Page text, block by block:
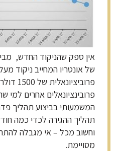
אין ספק שהניקוד החדש,
פרובינציונאלים אחרים למי
המשמעותי בביצוע תהליך
תהליך ההגירה לכדי כמה
וחשוב מכל – אי מגבלה
מסויימת.